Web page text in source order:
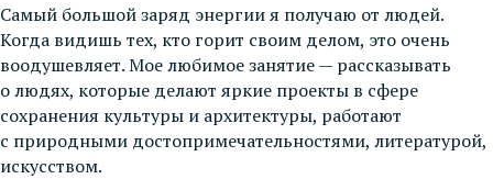
Самый большой заряд энергии я получаю от людей.
Когда видишь тех, кто горит своим делом, это очень
воодушевляет. Мое любимое занятие — рассказывать
о людях, которые делают яркие проекты в сфере
сохранения культуры и архитектуры, работают
с природными достопримечательностями, литературой,
искусством.